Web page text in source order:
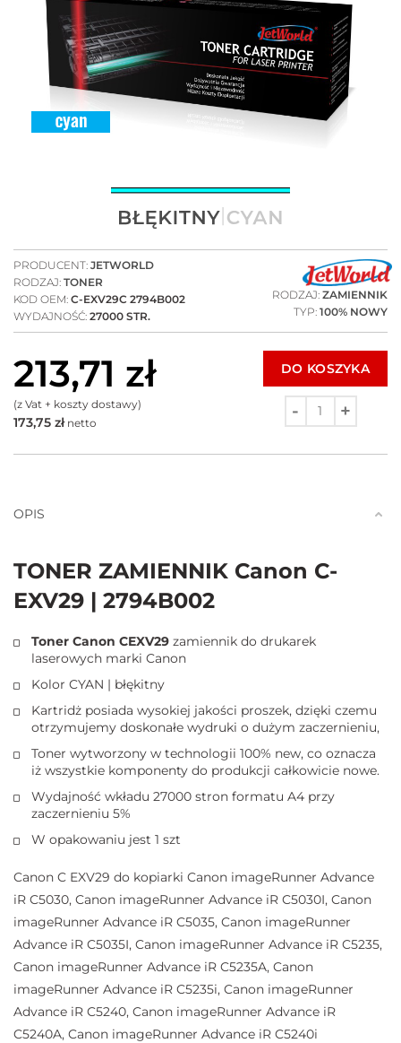
PRODUCENT: JETWORLD
RODZAJ: TONER
KOD OEM: C-EXV29C 2794B002
WYDAJNOŚĆ: 27000 STR.
RODZAJ: ZAMIENNIK
TYP: 100% NOWY
213,71 zł
(z Vat + koszty dostawy)
173,75 złnetto
DO KOSZYKA
OPIS
TONER ZAMIENNIK Canon C-
EXV29 | 2794B002
Toner Canon CEXV29 zamiennik do drukarek
laserowych marki Canon
Kolor CYAN | błękitny
Kartridż posiada wysokiej jakości proszek, dzięki czemu
otrzymujemy doskonałe wydruki o dużym zaczernieniu,
Toner wytworzony w technologii 100% new, co oznacza
iż wszystkie komponenty do produkcji całkowicie nowe.
Wydajność wkładu 27000 stron formatu A4 przy
zaczernieniu 5%
W opakowaniu jest 1 szt
Canon C EXV29 do kopiarki Canon imageRunner Advance
iR C5030, Canon imageRunner Advance iR C5030I, Canon
imageRunner Advance iR C5035, Canon imageRunner
Advance iR C5035I, Canon imageRunner Advance iR C5235,
Canon imageRunner Advance iR C5235A, Canon
imageRunner Advance iR C5235i, Canon imageRunner
Advance iR C5240, Canon imageRunner Advance iR
C5240A, Canon imageRunner Advance iR C5240i